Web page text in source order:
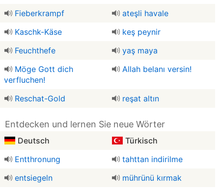
Fieberkrampf
ateşli havale
Kaschk-Käse
keş peynir
Feuchthefe
yaş maya
Möge Gott dich
verfluchen!
Allah belanı versin!
Reschat-Gold reşat altın
Entdecken und lernen Sie neue Wörter
Deutsch
Türkisch
Entthronung
tahttan indirilme
entsiegeln
mührünü kırmak